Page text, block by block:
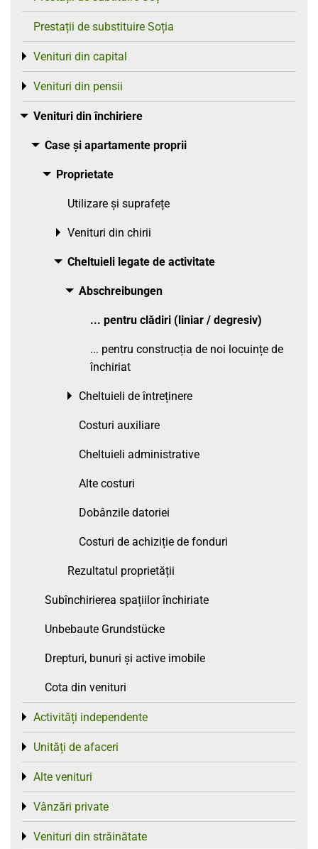
Prestații de substituire Soția
Venituri din capital
Toggle menu
Venituri din pensii
Toggle menu
Venituri din închiriere
Toggle menu
Case și apartamente proprii
Toggle menu
Proprietate
Toggle menu
Utilizare și suprafețe
Venituri din chirii
Toggle menu
Cheltuieli legate de activitate
Toggle menu
Abschreibungen
Toggle menu
... pentru clădiri (liniar / degresiv)
... pentru construcția de noi locuințe de
închiriat
Cheltuieli de întreținere
Toggle menu
Costuri auxiliare
Cheltuieli administrative
Alte costuri
Dobânzile datoriei
Costuri de achiziție de fonduri
Rezultatul proprietății
Subînchirierea spațiilor închiriate
Unbebaute Grundstücke
Drepturi, bunuri și active imobile
Cota din venituri
Activități independente
Toggle menu
Unități de afaceri
Toggle menu
Alte venituri
Toggle menu
Vânzări private
Toggle menu
Venituri din străinătate
Toggle menu